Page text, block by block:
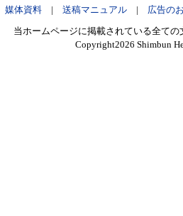
媒体資料| 送稿マニュアル| 広告の
当ホームページに掲載されている全て
Copyright2026 Shimbun